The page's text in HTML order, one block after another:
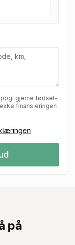
gjerne fødsel-
finansieringen
på